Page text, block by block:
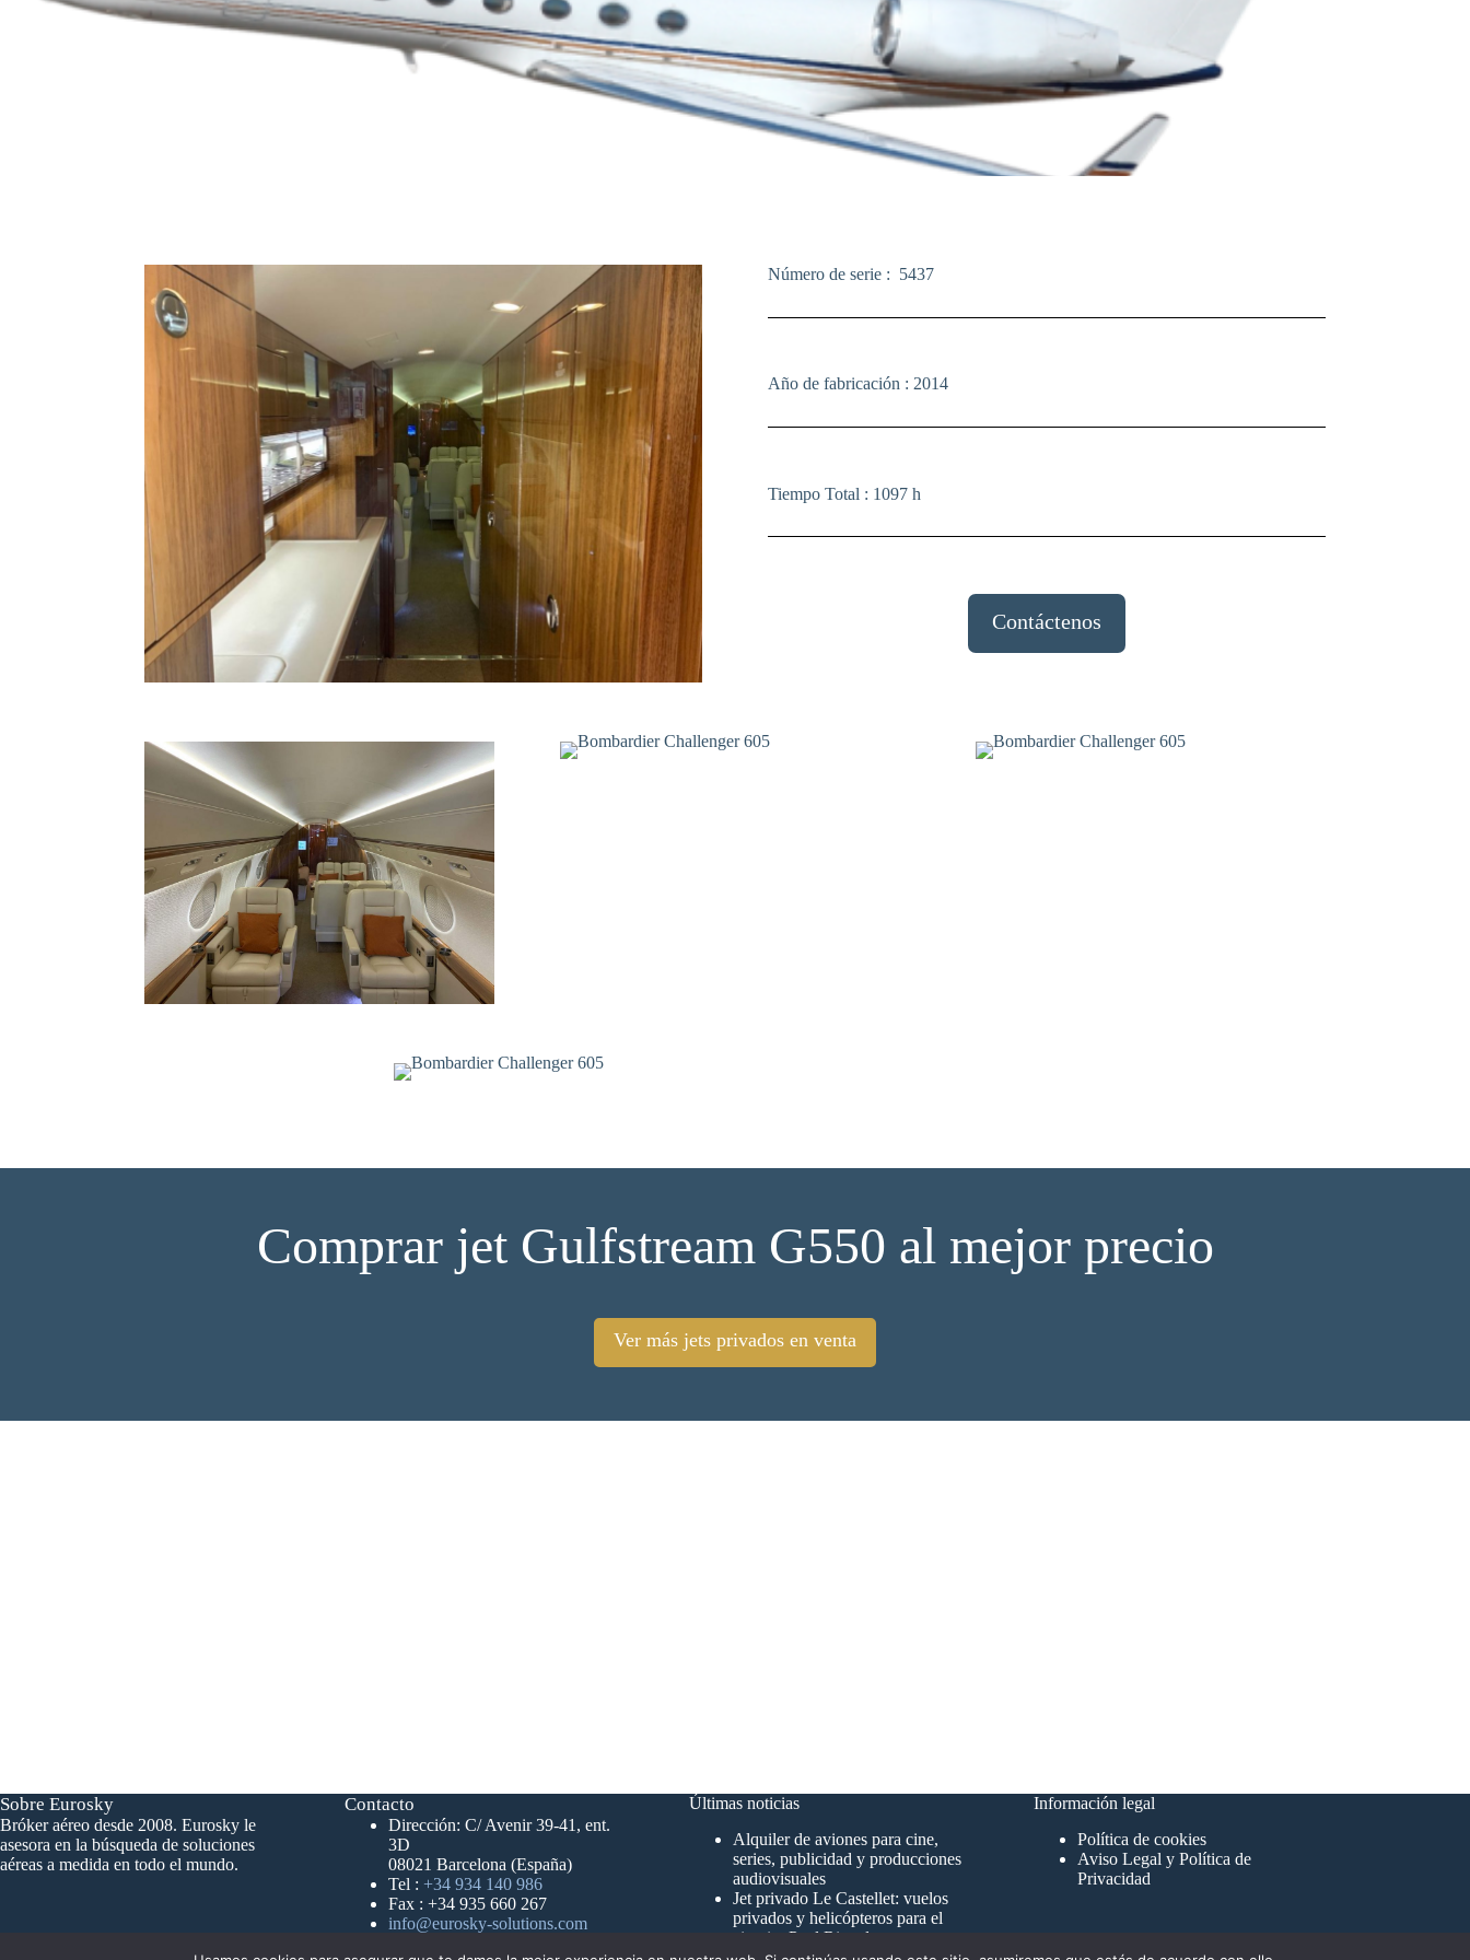
Número de serie : 5437
Año de fabricación : 2014
Tiempo Total : 1097 h
Contáctenos
Comprar jet Gulfstream G550 al mejor precio
Ver más jets privados en venta
Sobre Eurosky
Bróker aéreo desde 2008. Eurosky le
asesora en la búsqueda de soluciones
aéreas a medida en todo el mundo.
Contacto
Dirección: C/ Avenir 39-41, ent.
3D
08021 Barcelona (España)
Tel : +34 934 140 986
Fax : +34 935 660 267
info@eurosky-solutions.com
Últimas noticias
Alquiler de aviones para cine,
series, publicidad y producciones
audiovisuales
Jet privado Le Castellet: vuelos
privados y helicópteros para el
circuito Paul Ricard
Información legal
Política de cookies
Aviso Legal y Política de
Privacidad